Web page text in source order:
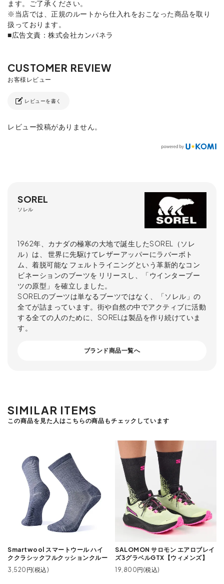
ます。ご了承ください。
※当店では、正規のルートから仕入れをおこなった商品を取り
扱っております。
■広告文責：株式会社カンパネラ
レビューを書く
レビュー投稿がありません。
SOREL
ソレル
1962年、カナダの極寒の大地で誕生したSOREL（ソレ
ル）は、 世界に先駆けてレザーアッパーにラバーボト
ム、着脱可能な フェルトライニングという革新的なコン
ビネーションのブーツを リリースし、「ウインターブー
ツの原型」を確立しました。
SORELのブーツは単なるブーツではなく、「ソレル」の
全てが詰まっています。街や自然の中でアクティブに活動
する全ての人のために、SORELは製品を作り続けていま
す。
ブランド商品一覧へ
SIMILAR ITEMS
この商品を見た人はこちらの商品もチェックしています
Smartwool スマートウール ハイ
ククラシックフルクッションクルー
3,520円(税込)
SALOMON サロモン エアロブレイ
ズ3グラベルGTX【ウィメンズ】
19,800円(税込)